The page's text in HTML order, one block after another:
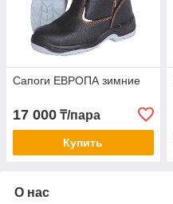
Сапоги ЕВРОПА зимние
17 000 ₸/пара
Купить
О нас